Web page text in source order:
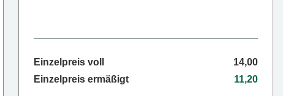
Einzelpreis voll
14,00
Einzelpreis ermäßigt
11,20